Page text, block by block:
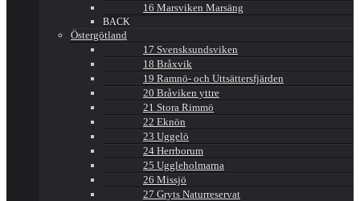
16 Marsviken Marsäng
BACK
Östergötland
17 Svensksundsviken
18 Bråxvik
19 Ramnö- och Uttsättersfjärden
20 Bråviken yttre
21 Stora Rimmö
22 Eknön
23 Uggelö
24 Herrborum
25 Uggleholmarna
26 Missjö
27 Gryts Naturreservat